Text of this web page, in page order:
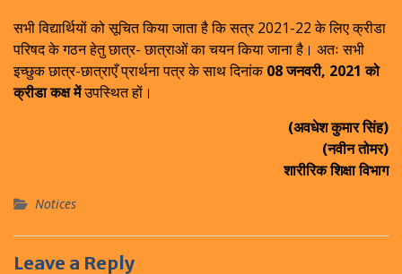
सभी विद्यार्थियों को सूचित किया जाता है कि सत्र 2021-22 के लिए क्रीडा
परिषद के गठन हेतु छात्र- छात्राओं का चयन किया जाना है। अतः सभी
इच्छुक छात्र-छात्राएँ प्रार्थना पत्र के साथ दिनांक08 जनवरी, 2021 को
क्रीडा कक्ष मेंउपस्थित हों।
(अवधेश कुमार सिंह)
(नवीन तोमर)
शारीरिक शिक्षा विभाग
Notices
Leave a Reply